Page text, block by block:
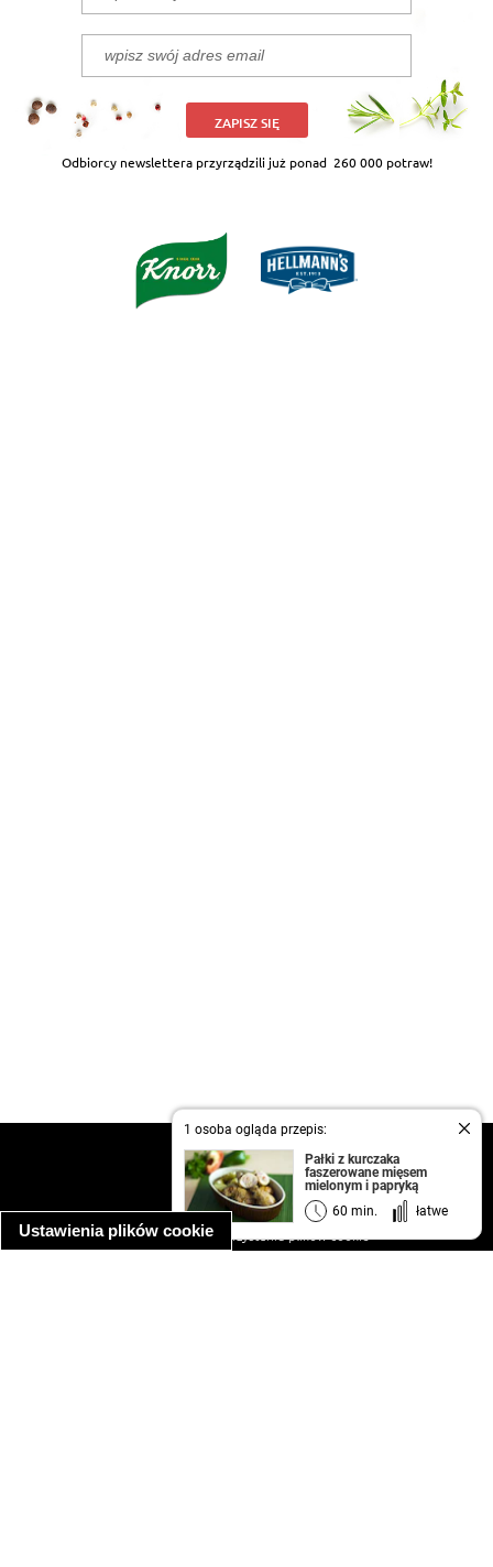
Ustawienia plików cookie
1 osoba ogląda przepis:
Pałki z kurczaka
faszerowane mięsem
mielonym i papryką
60 min.
łatwe
ZAPISZ SIĘ
Odbiorcy newslettera przyrządzili już ponad 260 000 potraw!
kontakt
regulamin
informacja o prywatności
informacja o wykorzystaniu plików cookie